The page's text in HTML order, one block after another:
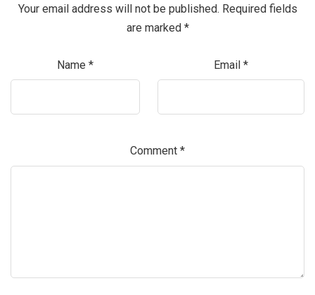
Your email address will not be published. Required fields
are marked *
Name * Email *
Comment *